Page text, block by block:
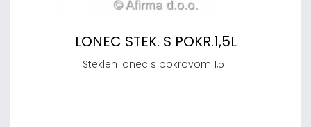
LONEC STEK. S POKR.1,5L
Steklen lonec s pokrovom 1,5 l